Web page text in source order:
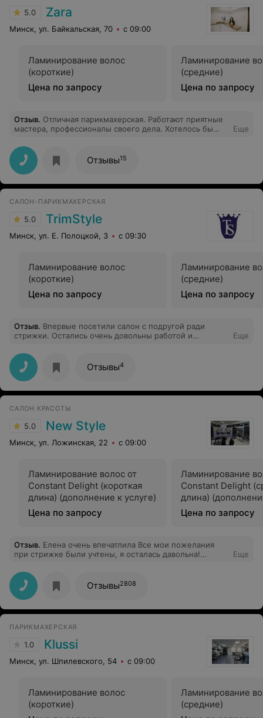
5.0 Zara
Минск, ул. Байкальская, 70 с 09:00
Ламинирование волос
(короткие)
Цена по запросу
Ламинирование
(средние)
Цена по запросу
Отзыв. Отличная парикмахерская. Работают приятные
мастера, профессионалы своего дела. Хотелось бы
профессионально выполняет свою работу. Очень
приятная девушка - директор (мастер маникюра).
Единственный минус данной парикмахерской - мастер
Ирина,. Берет деньги за непрофессиональное
окрашивание. Может быть для кого-то в чем-то она и
Выброшенные деньги на ветер и плохое настроение
обеспечено, зато за время окрашивания изложит вам
пол своей жизни в рассказах. Языком «работает»
лучше, чем руками. Ее однозначно не рекомендую.
Остальные мастера прекрасные и как люди и как
Еще
Отзывы15
САЛОН-ПАРИКМАХЕРСКАЯ
5.0 TrimStyle
Минск, ул. Е. Полоцкой, 3 с 09:30
Ламинирование волос
(короткие)
Цена по запросу
Ламинирование
(средние)
Цена по запросу
Отзыв. Впервые посетили салон с подругой ради
стрижки. Остались очень довольны работой и
Еще
Отзывы4
САЛОН КРАСОТЫ
5.0 New Style
Минск, ул. Ложинская, 22 с 09:00
Ламинирование волос от
Constant Delight (короткая
длина) (дополнение к услуге)
Цена по запросу
Ламинирование
Constant Delight
длина)
Цена по запросу
Отзыв. Елена очень впечатлила Все мои пожелания
при стрижке были учтены, я осталась давольна!
Еще
Отзывы2808
ПАРИКМАХЕРСКАЯ
1.0 Klussi
Минск, ул. Шпилевского, 54 с 09:00
Ламинирование волос
(короткие)
Ламинирование
(средние)